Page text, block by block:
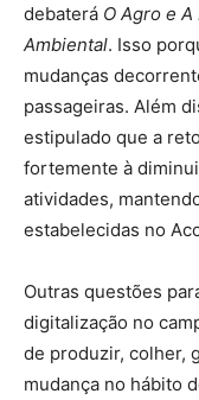
debaterá O Agro e
Ambiental. Isso
mudanças
passageiras. Além
estipulado que a
fortemente à
atividades,
estabelecidas no
Outras questões
digitalização no
de produzir, colher,
mudança no hábito